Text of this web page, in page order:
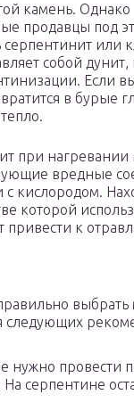
камень. Однако
продавцы под
серпентинит или
собой
Если
в бурые
при нагревании
вредные
с кислородом.
которой
привести к
следующих
нужно провести
серпентине